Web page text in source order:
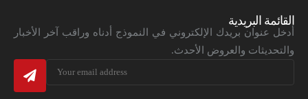
القائمة البريدية
أدخل عنوان بريدك الإلكتروني في النموذج أدناه وراقب آخر الأخبار
والتحديثات والعروض الأحدث.